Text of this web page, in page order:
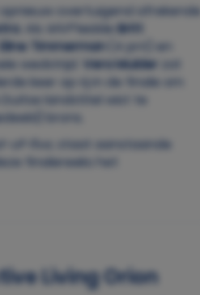
overtuigend afrekende
. Als MVP leidde Britt
Eline Timmerman
(4 pnt) en
wedstrijd. Vera Mulder zat
keer op rij in de finale om
landstitel wist te
brons.
of-five
, staat aanstaande
finalereeks het
Living Orion